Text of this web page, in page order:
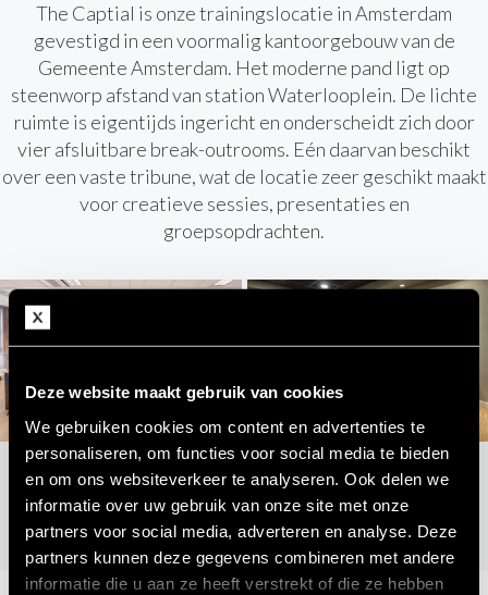
Deze website maakt gebruik van cookies
We gebruiken cookies om content en advertenties te
personaliseren, om functies voor social media te bieden
en om ons websiteverkeer te analyseren. Ook delen we
informatie over uw gebruik van onze site met onze
partners voor social media, adverteren en analyse. Deze
partners kunnen deze gegevens combineren met andere
informatie die u aan ze heeft verstrekt of die ze hebben
The Captial is onze trainingslocatie in Amsterdam
gevestigd in een voormalig kantoorgebouw van de
Gemeente Amsterdam. Het moderne pand ligt op
steenworp afstand van station Waterlooplein. De lichte
ruimte is eigentijds ingericht en onderscheidt zich door
vier afsluitbare break-outrooms. Eén daarvan beschikt
over een vaste tribune, wat de locatie zeer geschikt maakt
voor creatieve sessies, presentaties en
groepsopdrachten.
Ontdek de locatie